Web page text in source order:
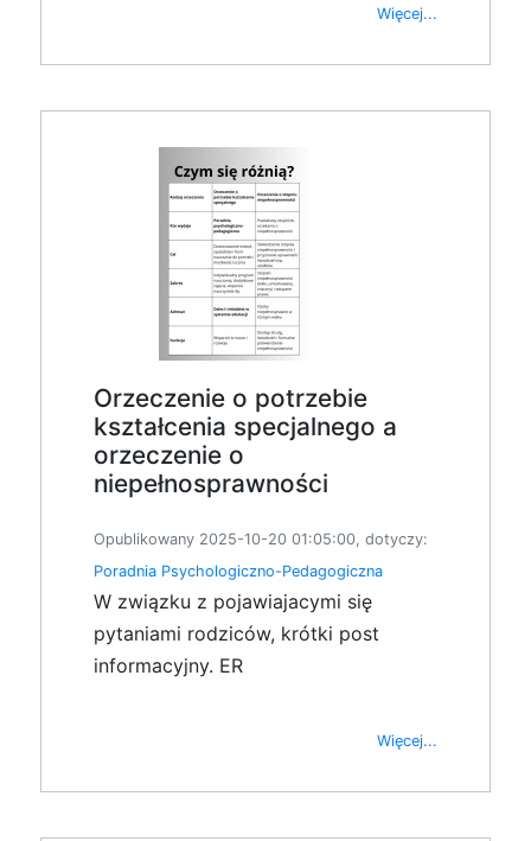
Więcej...
Orzeczenie o potrzebie
kształcenia specjalnego a
orzeczenie o
niepełnosprawności
Opublikowany 2025-10-20 01:05:00, dotyczy:
Poradnia Psychologiczno-Pedagogiczna
W związku z pojawiajacymi się
pytaniami rodziców, krótki post
informacyjny. ER
Więcej...